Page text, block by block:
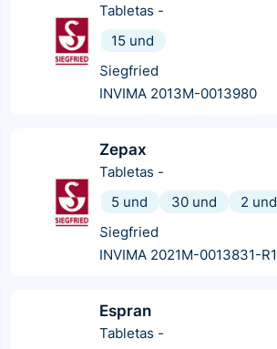
Tabletas -
15 und
Siegfried
INVIMA 2013M-0013980
Zepax
Tabletas -
5 und
30 und 2 und
Siegfried
INVIMA 2021M-0013831-R1
Espran
Tabletas -